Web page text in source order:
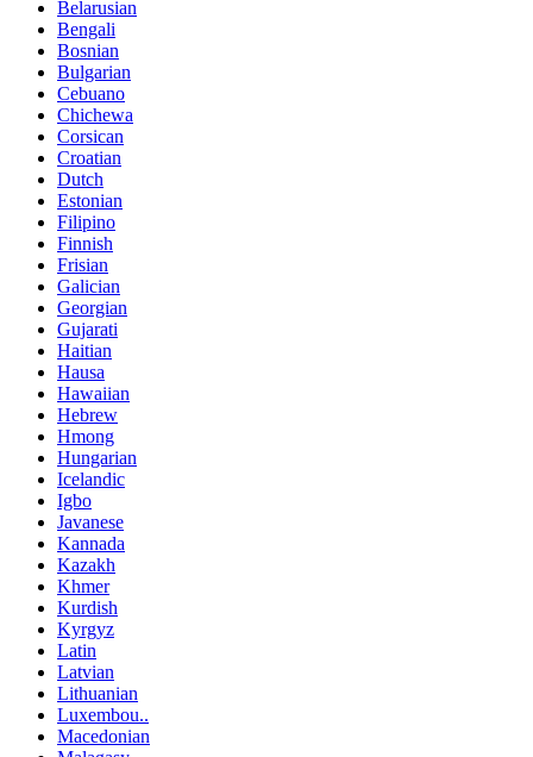
Belarusian
Bengali
Bosnian
Bulgarian
Cebuano
Chichewa
Corsican
Croatian
Dutch
Estonian
Filipino
Finnish
Frisian
Galician
Georgian
Gujarati
Haitian
Hausa
Hawaiian
Hebrew
Hmong
Hungarian
Icelandic
Igbo
Javanese
Kannada
Kazakh
Khmer
Kurdish
Kyrgyz
Latin
Latvian
Lithuanian
Luxembou..
Macedonian